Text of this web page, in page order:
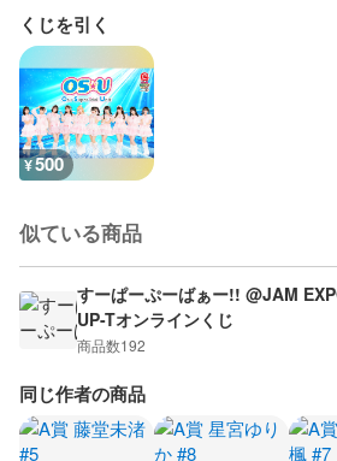
くじを引く
¥500
似ている商品
すーぱーぷーばぁー!! @JAM
UP-Tオンラインくじ
商品数192
同じ作者の商品